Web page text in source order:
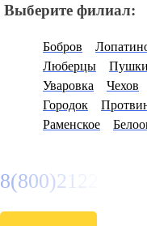
Выберите филиал:
Бобров
Люберцы
Уваровка
Чехов
Городок
Раменское
8(800)2122558